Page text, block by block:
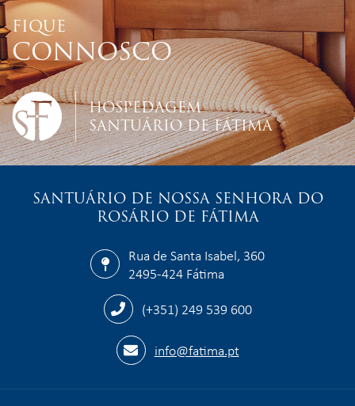
FIQUE
CONNOSCO
HOSPEDAGEM
SANTUÁRIO DE FÁTIMA
SANTUÁRIO DE NOSSA SENHORA DO
ROSÁRIO DE FÁTIMA
Rua de Santa Isabel, 360
2495-424 Fátima
(+351) 249 539 600
info@fatima.pt